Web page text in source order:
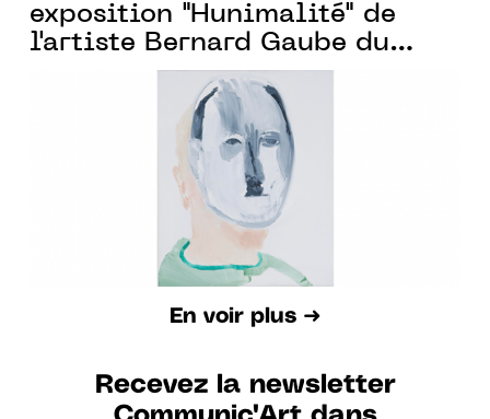
exposition "Hunimalité" de
l'artiste Bernard Gaube du
27.01 Au 23.03.2024
En voir plus ➜
Recevez la newsletter